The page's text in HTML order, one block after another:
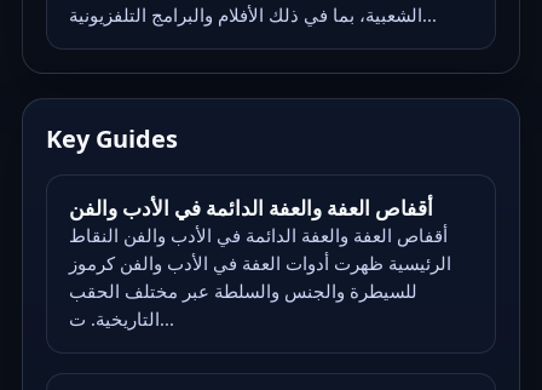
الشعبية، بما في ذلك الأفلام والبرامج التلفزيونية...
Key Guides
أقفاص العفة والعفة الدائمة في الأدب والفن
أقفاص العفة والعفة الدائمة في الأدب والفن النقاط
الرئيسية ظهرت أدوات العفة في الأدب والفن كرموز
للسيطرة والجنس والسلطة عبر مختلف الحقب
التاريخية. ت...